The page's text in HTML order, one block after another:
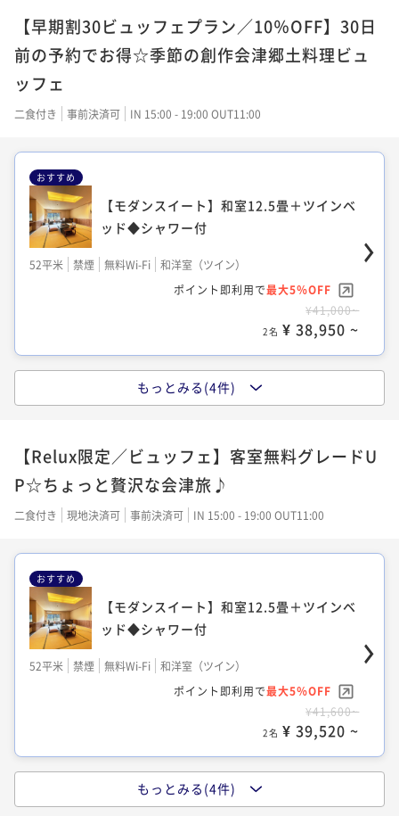
32平米 禁煙 無料Wi-Fi
ツイン
ポイント即利用で最大5％OFF
32平米◆シャワー付
32平米 禁煙 無料Wi-Fi
和洋室（ツイン）
ポイント即利用で
¥27,600~
¥ 26,220 ~
【セミスイート】21年秋改装和室に2ベッ
ド◆シャワー付53平米
ポイント即利用で最大5％OFF
ーナーツイン55平米
55平米 禁煙
ポイント即利用で
¥37,600~
¥ 35,720 ~
【早期割30ビュッフェプラン／10％OFF】30日
前の予約でお得☆季節の創作会津郷土料理ビュ
ッフェ
二食付き 事前決済可 IN 15:00 - 19:00 OUT11:00
おすすめ
【モダンスイート】和室12.5畳＋ツインベ
ッド◆シャワー付
52平米 禁煙 無料Wi-Fi
和洋室（ツイン）
ポイント即利用で最大5％OFF
¥41,000~
2名 ¥ 38,950 ~
【ワイドツイン／おすすめ】洋室32平米◆
32平米 禁煙 無料Wi-Fi
ツイン
ポイント即利用で
¥30,200~
【和モダンツイン／22年改装】畳あり洋室
32平米◆シャワー付
32平米 禁煙 無料Wi-Fi
和洋室（ツイン）
ポイント即利用で最大5％OFF
¥32,000~
2名 ¥ 30,400 ~
【セミスイート】21年秋改装和室に2ベッ
もっとみる(4件)
【Relux限定／ビュッフェ】客室無料グレードU
P☆ちょっと贅沢な会津旅♪
二食付き 現地決済可 事前決済可 IN 15:00 - 19:00 OUT11:00
おすすめ
【モダンスイート】和室12.5畳＋ツインベ
ッド◆シャワー付
52平米 禁煙 無料Wi-Fi
和洋室（ツイン）
ポイント即利用で最大5％OFF
¥41,600~
2名 ¥ 39,520 ~
【ワイドツイン／おすすめ】洋室32平米◆
もっとみる(4件)